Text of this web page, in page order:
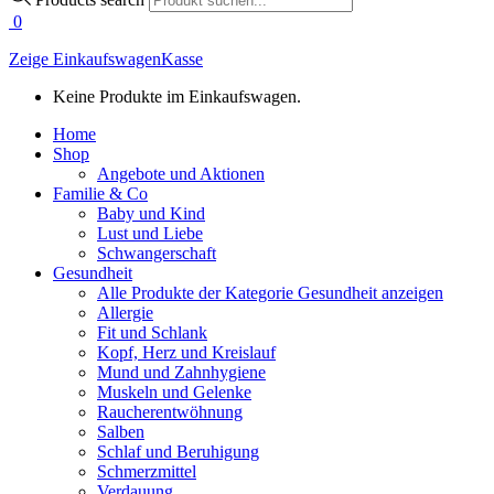
0
Zeige EinkaufswagenKasse
Keine Produkte im Einkaufswagen.
Home
Shop
Angebote und Aktionen
Familie & Co
Baby und Kind
Lust und Liebe
Schwangerschaft
Gesundheit
Alle Produkte der Kategorie Gesundheit anzeigen
Allergie
Fit und Schlank
Kopf, Herz und Kreislauf
Mund und Zahnhygiene
Muskeln und Gelenke
Raucherentwöhnung
Salben
Schlaf und Beruhigung
Schmerzmittel